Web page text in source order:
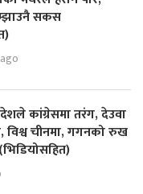
सकस
कांग्रेसमा तरंग, देउवा
विश्व चीनमा, गगनको रुख